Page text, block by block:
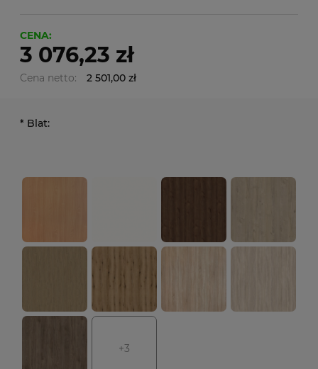
CENA:
3 076,23 zł
Cena netto: 2 501,00 zł
* Blat:
+3